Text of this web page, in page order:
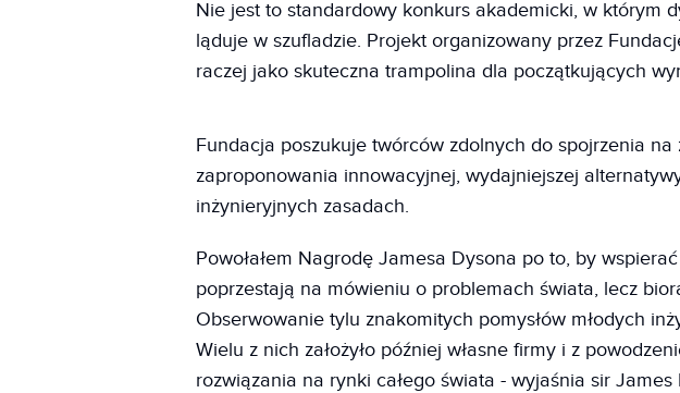
Nie jest to standardowy konkurs akademicki, w którym
ląduje w szufladzie. Projekt organizowany przez
raczej jako skuteczna trampolina dla początkujących
Fundacja poszukuje twórców zdolnych do spojrzenia na
zaproponowania innowacyjnej, wydajniejszej
inżynieryjnych zasadach.
Powołałem Nagrodę Jamesa Dysona po to, by
poprzestają na mówieniu o problemach świata, lecz
Obserwowanie tylu znakomitych pomysłów młodych
Wielu z nich założyło później własne firmy i z
rozwiązania na rynki całego świata - wyjaśnia sir James